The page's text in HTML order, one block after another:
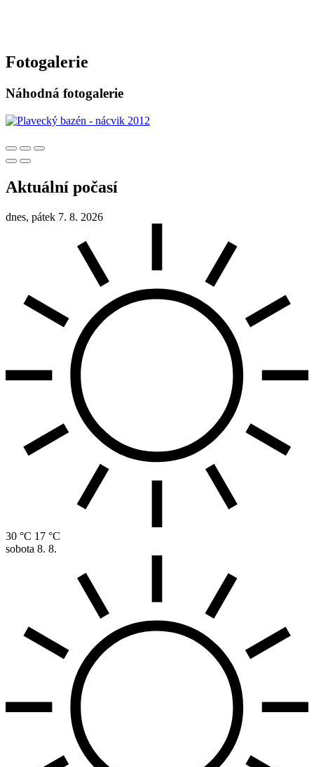
Fotogalerie
Náhodná fotogalerie
Aktuální počasí
dnes, pátek 7. 8. 2026
30 °C 17 °C
sobota 8. 8.